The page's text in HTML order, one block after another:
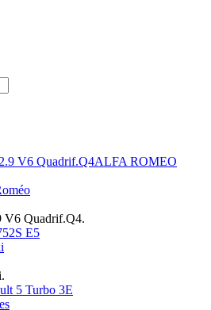
ALFA ROMEO
V6 Quadrif.Q4.
E5
5 Turbo 3E